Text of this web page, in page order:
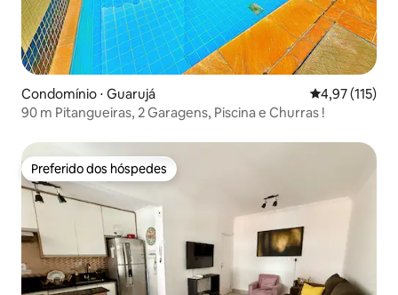
Condomínio ⋅ Guarujá 4,97 de uma
4,97 (115)
90 m Pitangueiras, 2 Garagens, Piscina e Churras !
Preferido dos hóspedes
Preferido dos hóspedes